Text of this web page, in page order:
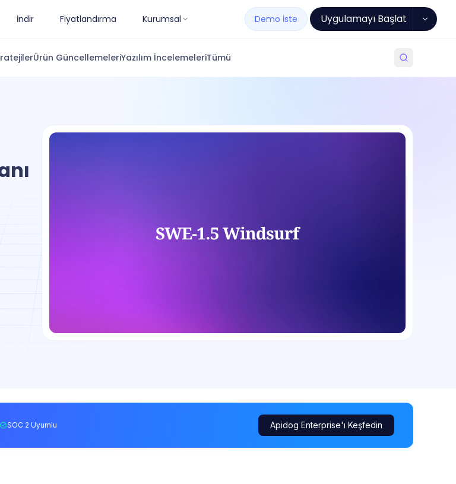
İndir Fiyatlandırma Kurumsal Demo İste Uygulamayı Başlat
Ürün GüncellemeleriYazılım İncelemeleriTümü
SOC 2 Uyumlu Apidog Enterprise'ı Keşfedin